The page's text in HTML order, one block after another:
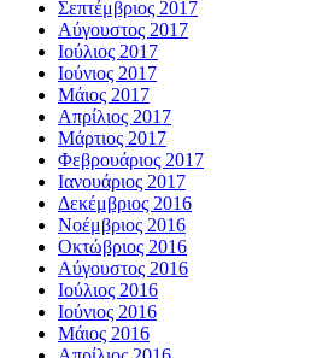
Σεπτέμβριος 2017
Αύγουστος 2017
Ιούλιος 2017
Ιούνιος 2017
Μάιος 2017
Απρίλιος 2017
Μάρτιος 2017
Φεβρουάριος 2017
Ιανουάριος 2017
Δεκέμβριος 2016
Νοέμβριος 2016
Οκτώβριος 2016
Αύγουστος 2016
Ιούλιος 2016
Ιούνιος 2016
Μάιος 2016